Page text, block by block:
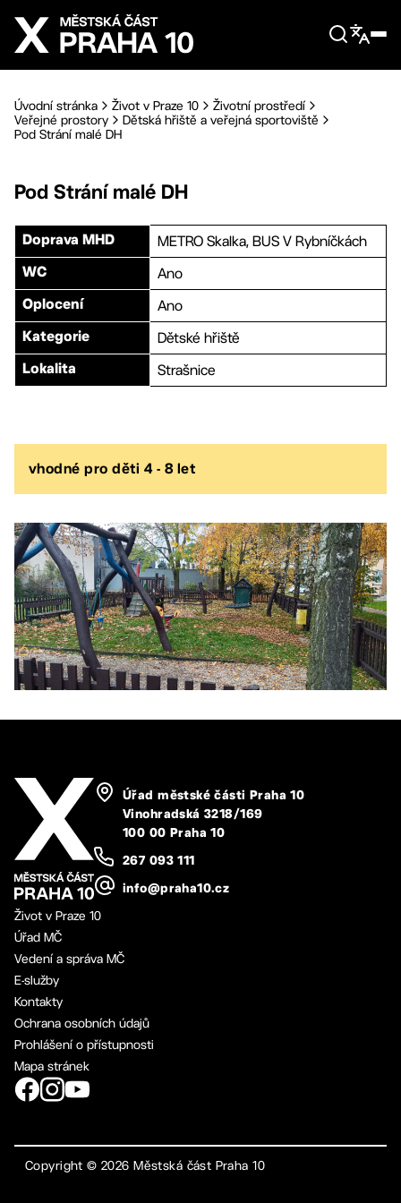
Přejít na hlavní obsah
Úvodní stránka Život v Praze 10
Životní prostředí
Veřejné prostory
Dětská hřiště a veřejná sportoviště
Pod Strání malé DH
Pod Strání malé DH
Doprava MHD METRO Skalka, BUS V Rybníčkách
WC Ano
Oplocení Ano
Kategorie Dětské hřiště
Lokalita Strašnice
vhodné pro děti 4 - 8 let
Úřad městské části Praha 10
Vinohradská 3218/169
100 00 Praha 10
267 093 111
info@praha10.cz
Život v Praze 10
Úřad MČ
Vedení a správa MČ
E-služby
Kontakty
Ochrana osobních údajů
Prohlášení o přístupnosti
Mapa stránek
Copyright ©2026 Městská část Praha 10